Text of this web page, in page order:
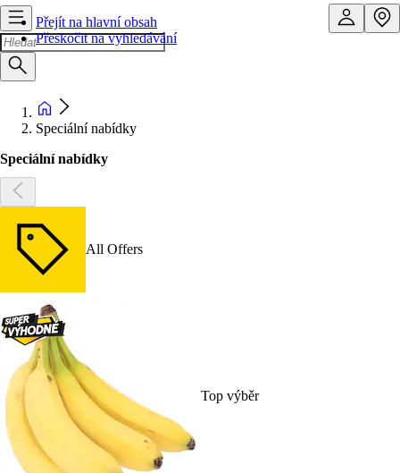
Přejít na hlavní obsah
Přeskočit na vyhledávání
Speciální nabídky
Speciální nabídky
All Offers
Top výběr